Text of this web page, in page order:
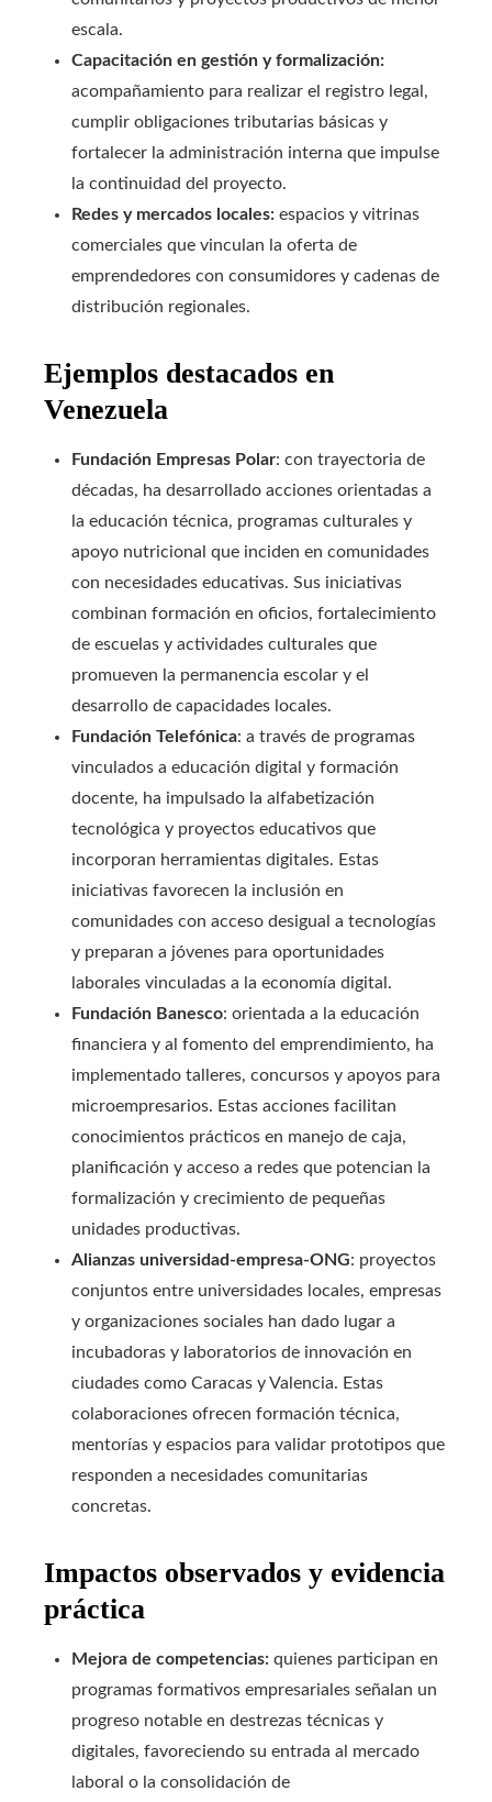
escala.
Capacitación en gestión y formalización:
acompañamiento para realizar el registro legal,
cumplir obligaciones tributarias básicas y
fortalecer la administración interna que impulse
la continuidad del proyecto.
Redes y mercados locales: espacios y vitrinas
comerciales que vinculan la oferta de
emprendedores con consumidores y cadenas de
distribución regionales.
Ejemplos destacados en
Venezuela
Fundación Empresas Polar: con trayectoria de
décadas, ha desarrollado acciones orientadas a
la educación técnica, programas culturales y
apoyo nutricional que inciden en comunidades
con necesidades educativas. Sus iniciativas
combinan formación en oficios, fortalecimiento
de escuelas y actividades culturales que
promueven la permanencia escolar y el
desarrollo de capacidades locales.
Fundación Telefónica: a través de programas
vinculados a educación digital y formación
docente, ha impulsado la alfabetización
tecnológica y proyectos educativos que
incorporan herramientas digitales. Estas
iniciativas favorecen la inclusión en
comunidades con acceso desigual a tecnologías
y preparan a jóvenes para oportunidades
laborales vinculadas a la economía digital.
Fundación Banesco: orientada a la educación
financiera y al fomento del emprendimiento, ha
implementado talleres, concursos y apoyos para
microempresarios. Estas acciones facilitan
conocimientos prácticos en manejo de caja,
planificación y acceso a redes que potencian la
formalización y crecimiento de pequeñas
unidades productivas.
Alianzas universidad-empresa-ONG: proyectos
conjuntos entre universidades locales, empresas
y organizaciones sociales han dado lugar a
incubadoras y laboratorios de innovación en
ciudades como Caracas y Valencia. Estas
colaboraciones ofrecen formación técnica,
mentorías y espacios para validar prototipos que
responden a necesidades comunitarias
concretas.
Impactos observados y evidencia
práctica
Mejora de competencias: quienes participan en
programas formativos empresariales señalan un
progreso notable en destrezas técnicas y
digitales, favoreciendo su entrada al mercado
laboral o la consolidación de